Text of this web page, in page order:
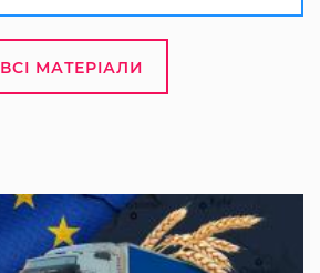
ВСІ МАТЕРІАЛИ